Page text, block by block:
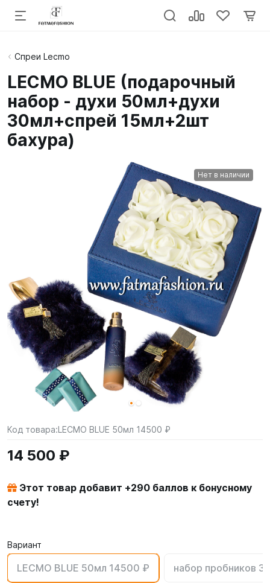
Спреи Lecmo
LECMO BLUE (подарочный
набор - духи 50мл+духи
30мл+спрей 15мл+2шт
бахура)
Нет в наличии
Код товара:LECMO BLUE 50мл 14500 ₽
14 500 ₽
Этот товар добавит +290 баллов к бонусному
счету!
Вариант
LECMO BLUE 50мл 14500 ₽ набор пробников